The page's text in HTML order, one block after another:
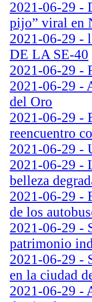
2021-06-29 -
pijo” viral en
2021-06-29 -
DE LA SE-40
2021-06-29 -
2021-06-29 -
del Oro
2021-06-29 -
reencuentro
2021-06-29 -
2021-06-29 -
belleza
2021-06-29 -
de los
2021-06-29 -
patrimonio
2021-06-29 -
en la ciudad
2021-06-29 -